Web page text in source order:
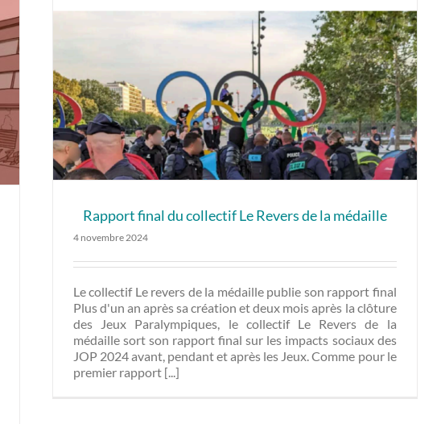
Rapport final du collectif Le Revers de la médaille
4 novembre 2024
Le collectif Le revers de la médaille publie son rapport final
Plus d'un an après sa création et deux mois après la clôture
des Jeux Paralympiques, le collectif Le Revers de la
médaille sort son rapport final sur les impacts sociaux des
JOP 2024 avant, pendant et après les Jeux. Comme pour le
premier rapport [...]